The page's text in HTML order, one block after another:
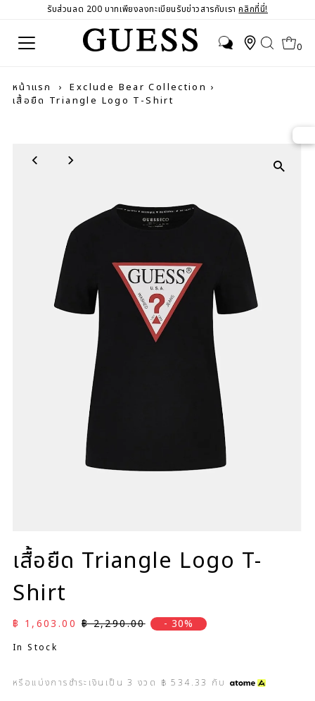
รับส่วนลด 200 บาทเพียงลงทะเบียนรับข่าวสารกับเราคลิกที่นี่!
0
หน้าแรก › Exclude Bear Collection ›
เสื้อยืด Triangle Logo T-Shirt
เสื้อยืด Triangle Logo T-
Shirt
ราคาลด
฿ 1,603.00 ราคาปกติ
฿ 2,290.00 - 30%
In Stock
หรือแบ่งการชำระเงินเป็น3 งวด ฿ 534.33 กับ